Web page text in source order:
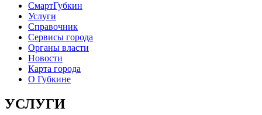
СмартГубкин
Услуги
Справочник
Сервисы города
Органы власти
Новости
Карта города
О Губкине
УСЛУГИ